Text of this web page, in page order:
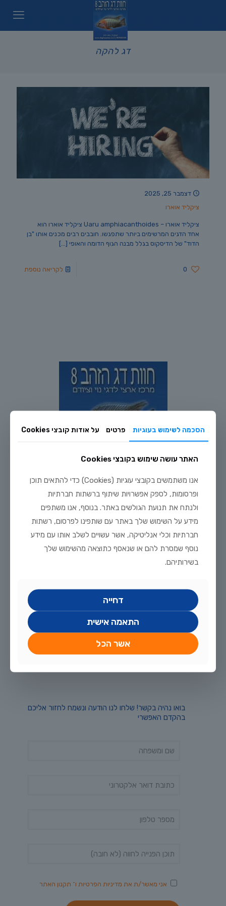
דג להקה
דצמבר 25, 2025
ציקליד אוארו
ציקליד אוארו – Uaru amphiacanthoides ציקליד אוארו הוא
אחד הדגים המרשימים ביותר שתפגשו. חובבים רבים מכנים אותו "בן
הדוד" של הדיסקוס בגלל מבנה הגוף הדומה והאופי […]
0 לקריאה נוספת
Facebook
Instagram
YouTube
TikTok
Mail
מפת האתר - קישורים מהירים
הדגים שלנו
מאמרים
תקנון האתר
דף הבית
מי אנחנו
החממות
בואו נהיה בקשר! שלחו לנו הודעה ונשמח לחזור אליכם
בהקדם האפשרי
אני מאשר/ת את מדיניות הפרטיות ו־ תקנון האתר
הסכמה לשימוש בעוגיות פרטים על אודות קובצי Cookies
האתר עושה שימוש בקובצי Cookies
אנו משתמשים בקובצי עוגיות (Cookies) כדי להתאים תוכן
ופרסומות, לספק אפשרויות שיתוף ברשתות חברתיות
ולנתח את תנועת הגולשים באתר. בנוסף, אנו משתפים
מידע על השימוש שלך באתר עם שותפינו לפרסום, רשתות
חברתיות וכלי אנליטיקה, אשר עשויים לשלב אותו עם מידע
נוסף שמסרת להם או שנאסף כתוצאה מהשימוש שלך
בשירותיהם.
דחייה
התאמה אישית
אשר הכל